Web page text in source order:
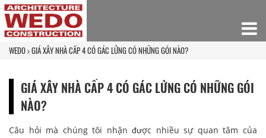
WEDO GIÁ XÂY NHÀ CẤP 4 CÓ GÁC LỬNG CÓ NHỮNG GÓI NÀO?
GIÁ XÂY NHÀ CẤP 4 CÓ GÁC LỬNG CÓ NHỮNG GÓI
NÀO?
Câu hỏi mà chúng tôi nhận được nhiều sự quan tâm của